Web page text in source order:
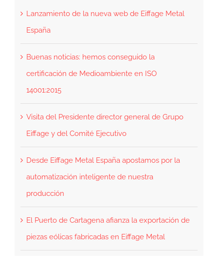
Lanzamiento de la nueva web de Eiffage Metal
España
Buenas noticias: hemos conseguido la
certificación de Medioambiente en ISO
14001:2015
Visita del Presidente director general de Grupo
Eiffage y del Comité Ejecutivo
Desde Eiffage Metal España apostamos por la
automatización inteligente de nuestra
producción
El Puerto de Cartagena afianza la exportación de
piezas eólicas fabricadas en Eiffage Metal